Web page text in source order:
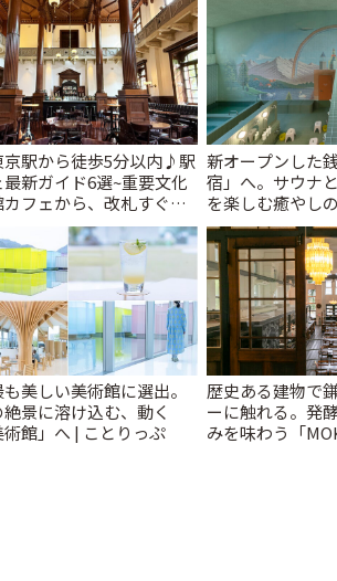
京駅から徒歩5分以内♪駅
新ガイド6選~重要文化
フェから、改札すぐの
茶まで~ | ことりっぷ
新オープンした
宿」へ。サウナ
を楽しむ癒やし
とりっぷ
美しい美術館に選出。
景に溶け込む、動く
術館」へ | ことりっぷ
歴史ある建物で
ーに触れる。発
みを味わう「